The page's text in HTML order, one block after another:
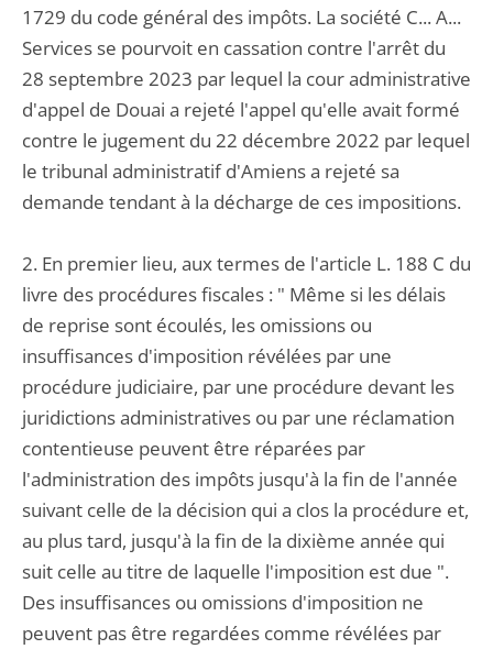
1729 du code général des impôts. La société C... A...
Services se pourvoit en cassation contre l'arrêt du
28 septembre 2023 par lequel la cour administrative
d'appel de Douai a rejeté l'appel qu'elle avait formé
contre le jugement du 22 décembre 2022 par lequel
le tribunal administratif d'Amiens a rejeté sa
demande tendant à la décharge de ces impositions.
2. En premier lieu, aux termes de l'article L. 188 C du
livre des procédures fiscales : " Même si les délais
de reprise sont écoulés, les omissions ou
insuffisances d'imposition révélées par une
procédure judiciaire, par une procédure devant les
juridictions administratives ou par une réclamation
contentieuse peuvent être réparées par
l'administration des impôts jusqu'à la fin de l'année
suivant celle de la décision qui a clos la procédure et,
au plus tard, jusqu'à la fin de la dixième année qui
suit celle au titre de laquelle l'imposition est due ".
Des insuffisances ou omissions d'imposition ne
peuvent pas être regardées comme révélées par